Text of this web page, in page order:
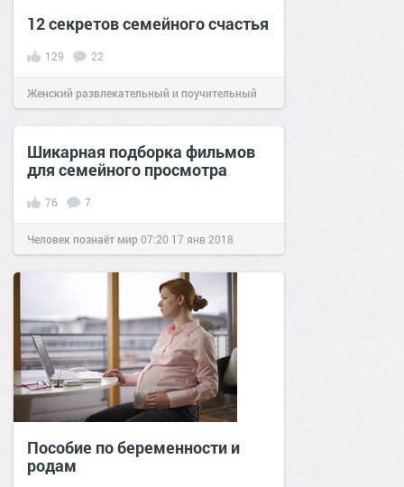
12 секретов семейного счастья
129 22
Женский развлекательный и поучительный
сайт. 11:0506 июн 2020
Шикарная подборка фильмов
для семейного просмотра
76 7
Человек познаёт мир07:20 17 янв 2018
Пособие по беременности и
родам